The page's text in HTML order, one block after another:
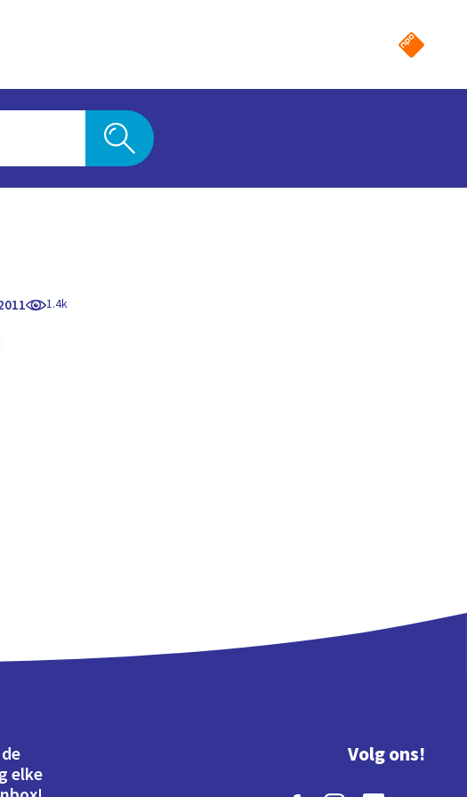
1.4k
elke
Volg ons!